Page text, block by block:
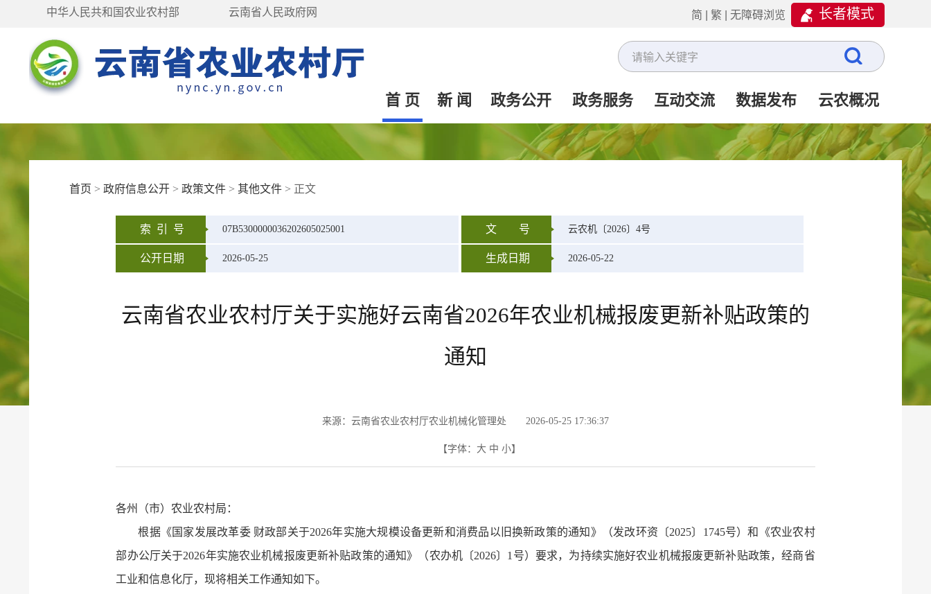
中华人民共和国农业农村部 云南省人民政府网 简 繁| 无障碍浏览 长者模式
首 页 新 闻 政务公开 政务服务 互动交流 数据发布 云农概况
首页 > 政府信息公开> 政策文件> 其他文件> 正文
索 引 号 07B5300000036202605025001 文 号 云农机〔2026〕4号
公开日期 2026-05-25 生成日期 2026-05-22
云南省农业农村厅关于实施好云南省2026年农业机械报废更新补贴政策的
通知
来源：云南省农业农村厅农业机械化管理处 2026-05-25 17:36:37
【字体： 大 中 小】
各州（市）农业农村局：
根据《国家发展改革委 财政部关于2026年实施大规模设备更新和消费品以旧换新政策的通知》（发改环资〔2025〕1745号）和《农业农村
部办公厅关于2026年实施农业机械报废更新补贴政策的通知》（农办机〔2026〕1号）要求，为持续实施好农业机械报废更新补贴政策，经商省
工业和信息化厅，现将相关工作通知如下。